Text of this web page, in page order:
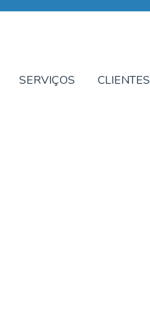
SERVIÇOS CLIENTES